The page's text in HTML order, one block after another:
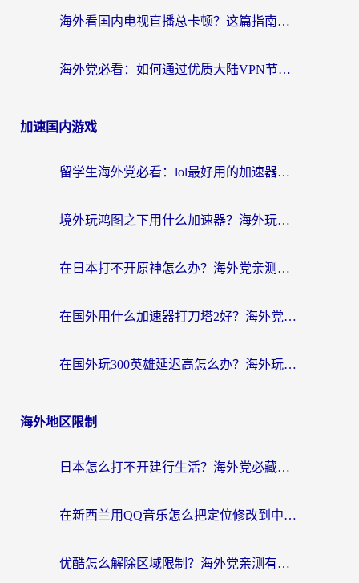
海外看国内电视直播总卡顿？这篇指南教你选对回国加速器，无缝追剧不发愁
海外党必看：如何通过优质大陆VPN节点无缝访问国内资源？
加速国内游戏
留学生海外党必看：lol最好用的加速器怎么选？附一梦江湖、神鬼传奇加速攻略
境外玩鸿图之下用什么加速器？海外玩家必看的国服游戏加速全攻略
在日本打不开原神怎么办？海外党亲测有效的国服游戏加速指南
在国外用什么加速器打刀塔2好？海外党国服游戏加速避坑指南
在国外玩300英雄延迟高怎么办？海外玩家亲测有效的加速器选择指南
海外地区限制
日本怎么打不开建行生活？海外党必藏的回国加速指南（含丹麦国外影音问题破解）
在新西兰用QQ音乐怎么把定位修改到中国国内？海外党听歌追剧的实用指南
优酷怎么解除区域限制？海外党亲测有效的回国加速器选择指南